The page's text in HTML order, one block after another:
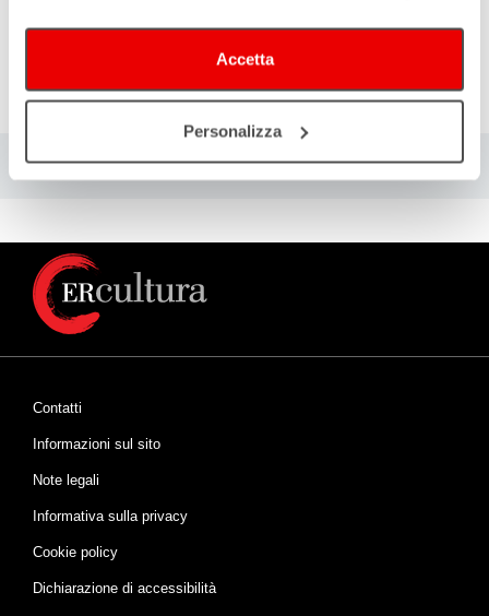
Accetta
Personalizza
ottobre), Concordia (16 ottobre), San Possidonio (30 ottobre),
(11 dicembre) e Finale Emilia (18 dicembre).
Contatti
Informazioni sul sito
Note legali
Informativa sulla privacy
Cookie policy
Dichiarazione di accessibilità